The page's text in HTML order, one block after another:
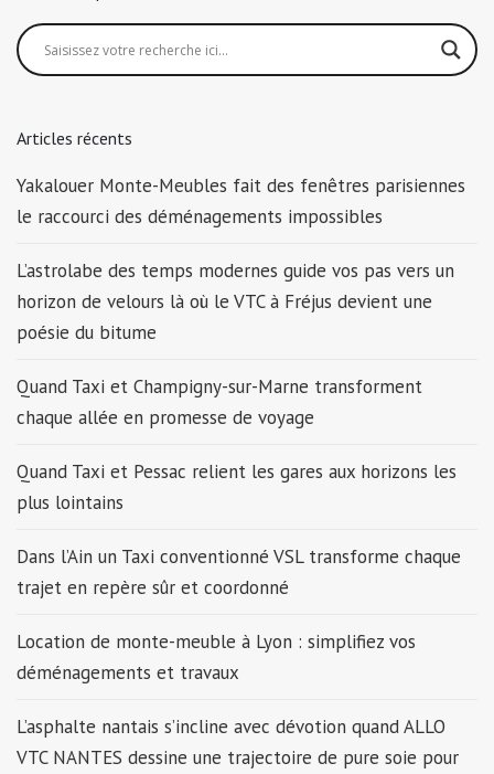
Articles récents
Yakalouer Monte-Meubles fait des fenêtres parisiennes
le raccourci des déménagements impossibles
L’astrolabe des temps modernes guide vos pas vers un
horizon de velours là où le VTC à Fréjus devient une
poésie du bitume
Quand Taxi et Champigny-sur-Marne transforment
chaque allée en promesse de voyage
Quand Taxi et Pessac relient les gares aux horizons les
plus lointains
Dans l’Ain un Taxi conventionné VSL transforme chaque
trajet en repère sûr et coordonné
Location de monte-meuble à Lyon : simplifiez vos
déménagements et travaux
L’asphalte nantais s’incline avec dévotion quand ALLO
VTC NANTES dessine une trajectoire de pure soie pour